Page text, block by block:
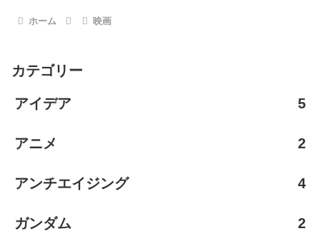
ホーム 映画
カテゴリー
アイデア 5
アニメ 2
アンチエイジング 4
ガンダム 2